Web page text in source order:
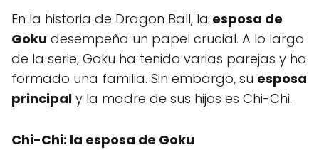
En la historia de Dragon Ball, la esposa de
Goku desempeña un papel crucial. A lo largo
de la serie, Goku ha tenido varias parejas y ha
formado una familia. Sin embargo, su esposa
principal y la madre de sus hijos es Chi-Chi.
Chi-Chi: la esposa de Goku